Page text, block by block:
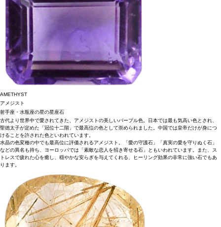
AMETHYST
アメジスト
射手座・水瓶座の星の星座石
古代より世界中で愛されてきた、アメジストの美しいパープル色。日本では最も気高い色とされ、
聖徳太子が定めた「冠位十二階」で最高位の色として崇められました。中国では皇帝だけが身につ
けることを許された色といわれています。
水晶の色変種の中でも最高位に評価されるアメジスト。「愛の守護石」「真実の愛を守りぬく石」
などの異名も持ち、ヨーロッパでは「素敵な恋人を招き寄せる石」ともいわれています。また、ス
トレスで疲れた心を癒し、穏やかな安らぎを与えてくれる、ヒーリング効果の非常に強い石でもあ
ります。